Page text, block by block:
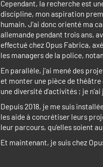
Cependant, la recherche est
discipline, mon aspiration
humain. J’ai donc orienté ma
allemande pendant trois ans,
effectué chez Opus Fabrica,
les managers de la police,
En parallèle, j’ai mené des
et monter une pièce de
une diversité d’activités ; je
Depuis 2018, je me suis
les aide à concrétiser leurs
leur parcours, qu’elles soient
Et maintenant, je suis chez